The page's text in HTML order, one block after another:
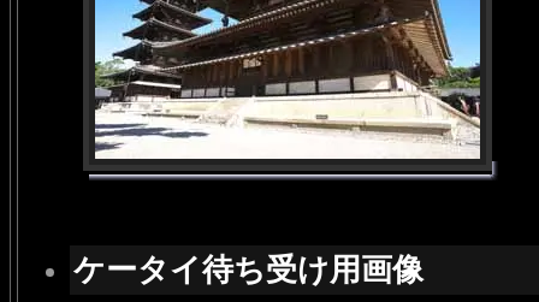
ケータイ待ち受け用画像